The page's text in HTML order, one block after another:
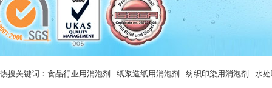
热搜关键词： 食品行业用消泡剂 纸浆造纸用消泡剂 纺织印染用消泡剂 水